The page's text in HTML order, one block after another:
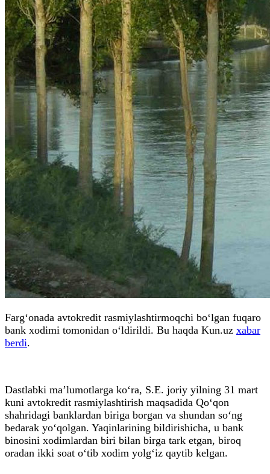
Farg‘onada avtokredit rasmiylashtirmoqchi bo‘lgan fuqaro
bank xodimi tomonidan o‘ldirildi. Bu haqda Kun.uz xabar
berdi.
Dastlabki ma’lumotlarga ko‘ra, S.E. joriy yilning 31 mart
kuni avtokredit rasmiylashtirish maqsadida Qo‘qon
shahridagi banklardan biriga borgan va shundan so‘ng
bedarak yo‘qolgan. Yaqinlarining bildirishicha, u bank
binosini xodimlardan biri bilan birga tark etgan, biroq
oradan ikki soat o‘tib xodim yolg‘iz qaytib kelgan.